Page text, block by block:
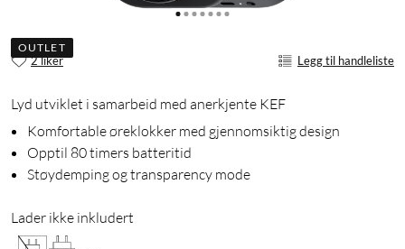
OUTLET
2 liker Legg til handleliste
Lyd utviklet i samarbeid med anerkjente KEF
Komfortable øreklokker med gjennomsiktig design
Opptil 80 timers batteritid
Støydemping og transparency mode
Lader ikke inkludert